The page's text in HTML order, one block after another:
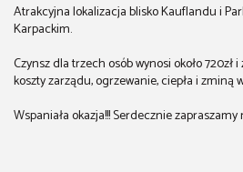
Atrakcyjna lokalizacja blisko Kauflandu i
Karpackim.
Czynsz dla trzech osób wynosi około
koszty zarządu, ogrzewanie, ciepła i zminą
Wspaniała okazja!!! Serdecznie